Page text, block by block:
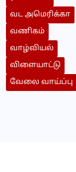
வட அமெரிக்கா
வணிகம்
வாழ்வியல்
விளையாட்டு
வேலை வாய்ப்பு